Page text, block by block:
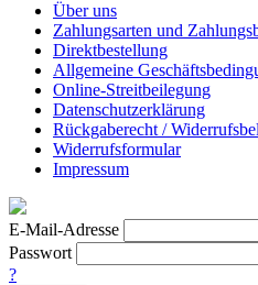
Über uns
Zahlungsarten und
Direktbestellung
Allgemeine
Online-Streitbeilegung
Datenschutzerklärung
Rückgaberecht /
Widerrufsformular
Impressum
E-Mail-Adresse
Passwort
?